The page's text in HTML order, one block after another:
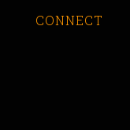
CONNECT